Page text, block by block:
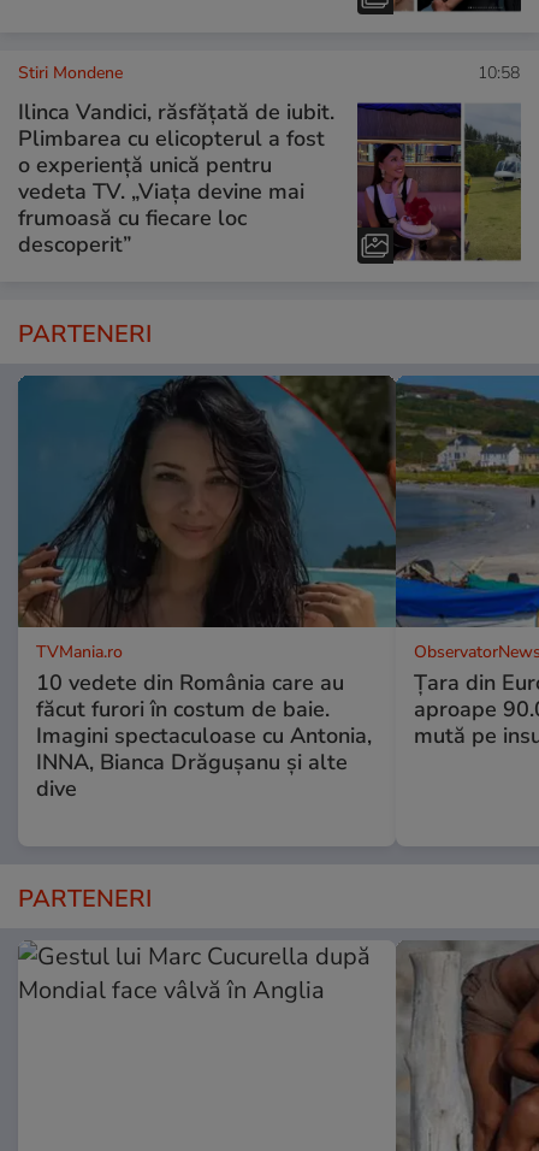
Stiri Mondene 10:58
Ilinca Vandici, răsfățată de iubit.
Plimbarea cu elicopterul a fost
o experiență unică pentru
vedeta TV. „Viața devine mai
frumoasă cu fiecare loc
descoperit”
PARTENERI
TVMania.ro
10 vedete din România care au
făcut furori în costum de baie.
Imagini spectaculoase cu Antonia,
INNA, Bianca Drăgușanu și alte
dive
Țara din
aproape
mută pe
PARTENERI